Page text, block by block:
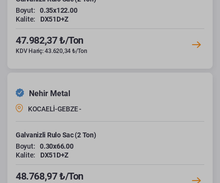
Boyut:
0.35x122.00
Kalite:
DX51D+Z
47.982,37 ₺/Ton
KDV Hariç: 43.620,34 ₺/Ton
Nehir Metal
KOCAELİ-GEBZE -
Galvanizli Rulo Sac (2 Ton)
Boyut:
0.30x66.00
Kalite:
DX51D+Z
48.768,97 ₺/Ton